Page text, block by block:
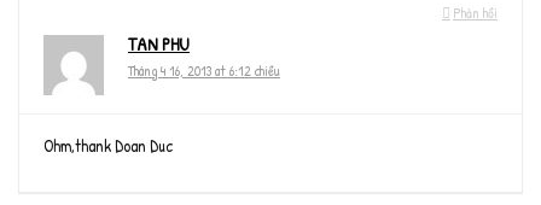
Phản hồi
TAN PHU
Tháng 4 16, 2013 at 6:12 chiều
Ohm,thank Doan Duc